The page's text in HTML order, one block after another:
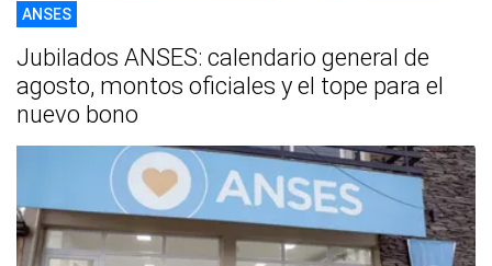
ANSES
Jubilados ANSES: calendario general de
agosto, montos oficiales y el tope para el
nuevo bono